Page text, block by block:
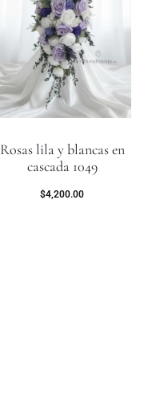
Rosas lila y blancas en
cascada 1049
$4,200.00